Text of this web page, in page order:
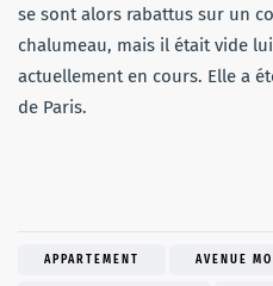
se sont alors rabattus sur un
chalumeau, mais il était vide
actuellement en cours. Elle a
de Paris.
APPARTEMENT AVENUE